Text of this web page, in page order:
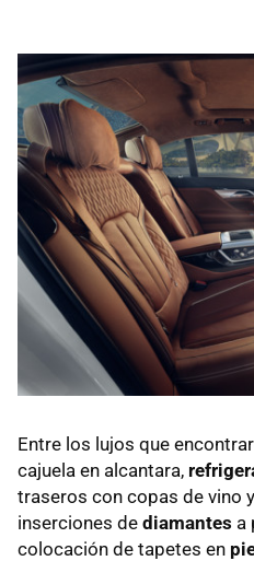
Entre los lujos que
cajuela en alcantara,
traseros con copas de vino
inserciones de diamantes a
colocación de tapetes en